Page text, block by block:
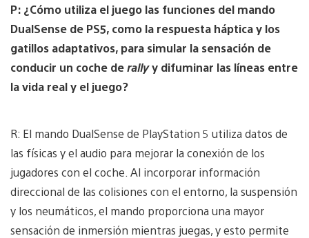
P: ¿Cómo utiliza el juego las funciones del mando
DualSense de PS5, como la respuesta háptica y los
gatillos adaptativos, para simular la sensación de
conducir un coche derallyy difuminar las líneas entre
la vida real y el juego?
R: El mando DualSense de PlayStation 5 utiliza datos de
las físicas y el audio para mejorar la conexión de los
jugadores con el coche. Al incorporar información
direccional de las colisiones con el entorno, la suspensión
y los neumáticos, el mando proporciona una mayor
sensación de inmersión mientras juegas, y esto permite